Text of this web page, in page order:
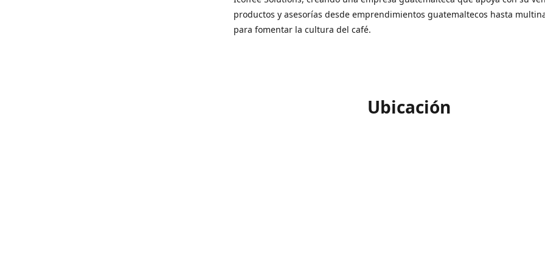
productos y asesorías desde emprendimientos guatemaltecos hasta
para fomentar la cultura del café.
Ubicación